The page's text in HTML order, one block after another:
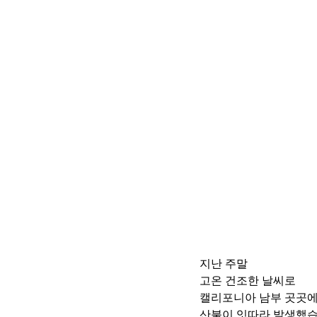
지난 주말
고온 건조한 날씨로
캘리포니아 남부 곳곳